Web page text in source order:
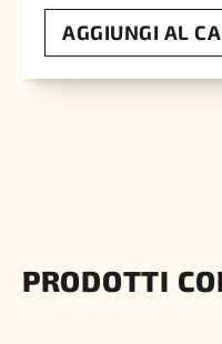
AGGIUNGI AL
PRODOTTI